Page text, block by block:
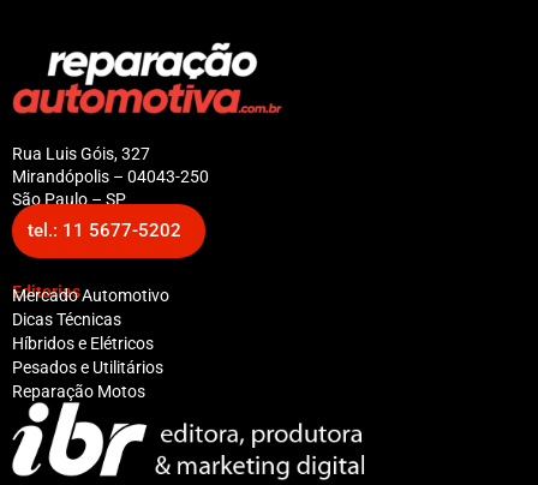
Rua Luis Góis, 327
Mirandópolis – 04043-250
São Paulo – SP
tel.: 11 5677-5202
Editorias
Mercado Automotivo
Dicas Técnicas
Híbridos e Elétricos
Pesados e Utilitários
Reparação Motos